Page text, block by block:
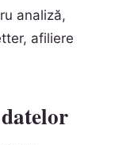
analiză,
afiliere